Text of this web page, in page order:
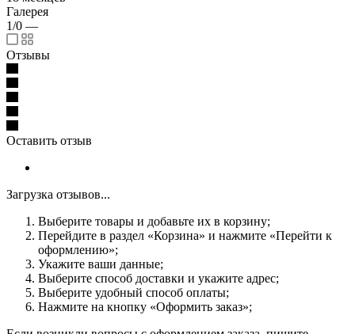
Галерея
1/0 —
Отзывы
Оставить отзыв
Загрузка отзывов...
Выберите товары и добавьте их в корзину;
Перейдите в раздел «Корзина» и нажмите «Перейти к
оформлению»;
Укажите ваши данные;
Выберите способ доставки и укажите адрес;
Выберите удобный способ оплаты;
Нажмите на кнопку «Оформить заказ»;